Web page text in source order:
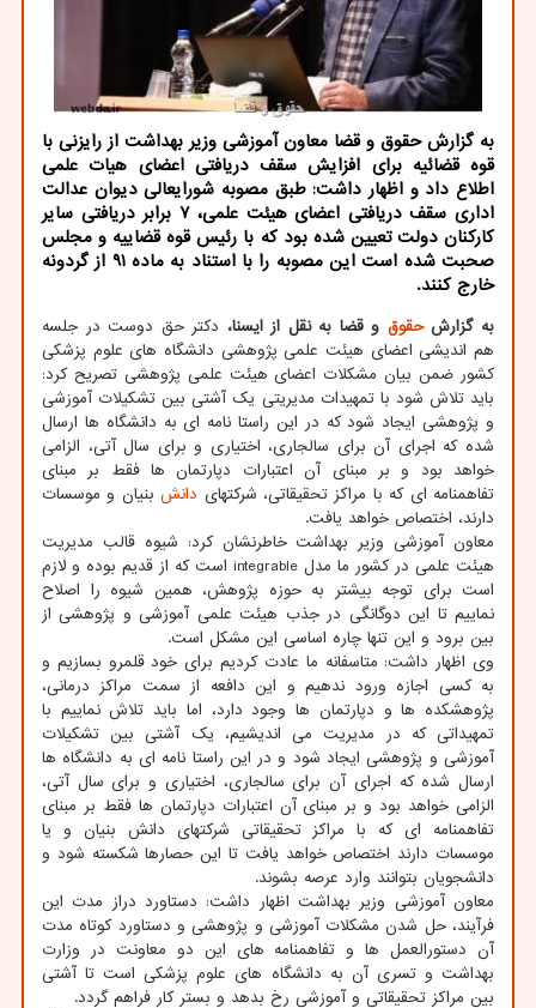
به گزارش حقوق و قضا معاون آموزشی وزیر بهداشت از رایزنی با
قوه قضائیه برای افزایش سقف دریافتی اعضای هیات علمی
اطلاع داد و اظهار داشت: طبق مصوبه شورایعالی دیوان عدالت
اداری سقف دریافتی اعضای هیئت علمی، ۷ برابر دریافتی سایر
کارکنان دولت تعیین شده بود که با رئیس قوه قضاییه و مجلس
صحبت شده است این مصوبه را با استناد به ماده ۹۱ از گردونه
خارج کنند.
به گزارشحقوق و قضا به نقل از ایسنا، دکتر حق دوست در جلسه
هم اندیشی اعضای هیئت علمی پژوهشی دانشگاه های علوم پزشکی
کشور ضمن بیان مشکلات اعضای هیئت علمی پژوهشی تصریح کرد:
باید تلاش شود با تمهیدات مدیریتی یک آشتی بین تشکیلات آموزشی
و پژوهشی ایجاد شود که در این راستا نامه ای به دانشگاه ها ارسال
شده که اجرای آن برای سالجاری، اختیاری و برای سال آتی، الزامی
خواهد بود و بر مبنای آن اعتبارات دپارتمان ها فقط بر مبنای
تفاهمنامه ای که با مراکز تحقیقاتی، شرکتهای دانشبنیان و موسسات
دارند، اختصاص خواهد یافت.
معاون آموزشی وزیر بهداشت خاطرنشان کرد: شیوه قالب مدیریت
هیئت علمی در کشور ما مدل integrable است که از قدیم بوده و لازم
است برای توجه بیشتر به حوزه پژوهش، همین شیوه را اصلاح
نماییم تا این دوگانگی در جذب هیئت علمی آموزشی و پژوهشی از
بین برود و این تنها چاره اساسی این مشکل است.
وی اظهار داشت: متاسفانه ما عادت کردیم برای خود قلمرو بسازیم و
به کسی اجازه ورود ندهیم و این دافعه از سمت مراکز درمانی،
پژوهشکده ها و دپارتمان ها وجود دارد، اما باید تلاش نماییم با
تمهیداتی که در مدیریت می اندیشیم، یک آشتی بین تشکیلات
آموزشی و پژوهشی ایجاد شود و در این راستا نامه ای به دانشگاه ها
ارسال شده که اجرای آن برای سالجاری، اختیاری و برای سال آتی،
الزامی خواهد بود و بر مبنای آن اعتبارات دپارتمان ها فقط بر مبنای
تفاهمنامه ای که با مراکز تحقیقاتی شرکتهای دانش بنیان و یا
موسسات دارند اختصاص خواهد یافت تا این حصارها شکسته شود و
دانشجویان بتوانند وارد عرصه بشوند.
معاون آموزشی وزیر بهداشت اظهار داشت: دستاورد دراز مدت این
فرآیند، حل شدن مشکلات آموزشی و پژوهشی و دستاورد کوتاه مدت
آن دستورالعمل ها و تفاهمنامه های این دو معاونت در وزارت
بهداشت و تسری آن به دانشگاه های علوم پزشکی است تا آشتی
بین مراکز تحقیقاتی و آموزشی رخ بدهد و بستر کار فراهم گردد.